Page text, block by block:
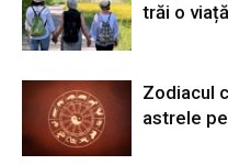
trăi o
Zodiacul
astrele